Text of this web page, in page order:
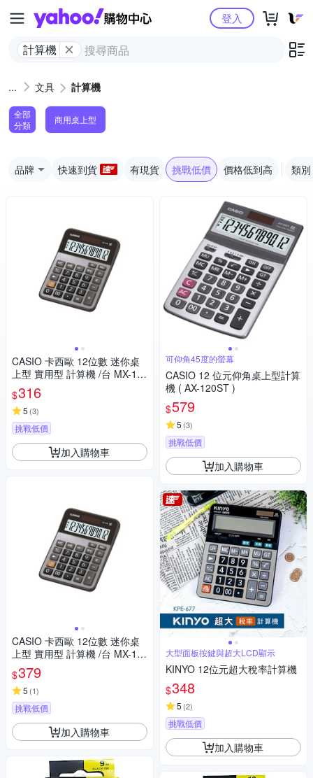
Yahoo購物中心
計算機
登入
文具 計算機
全部
分類
商用桌上型
品牌 快速到貨 有現貨 挑戰低價 價格低到高 類別
CASIO 卡西歐 12位數 迷你桌
上型 實用型 計算機 /台 MX-12
$316
5 (3)
挑戰低價
加入購物車
CASIO 卡西歐 12位數 迷你桌
上型 實用型 計算機 /台 MX-12
0B
$379
5 (1)
挑戰低價
加入購物車
可仰角45度的螢幕
CASIO 12 位元仰角桌上型計算
機 ( AX-120ST )
$579
5 (3)
挑戰低價
加入購物車
大型面板按鍵與超大LCD顯示
KINYO 12位元超大稅率計算機
$348
5 (2)
挑戰低價
加入購物車